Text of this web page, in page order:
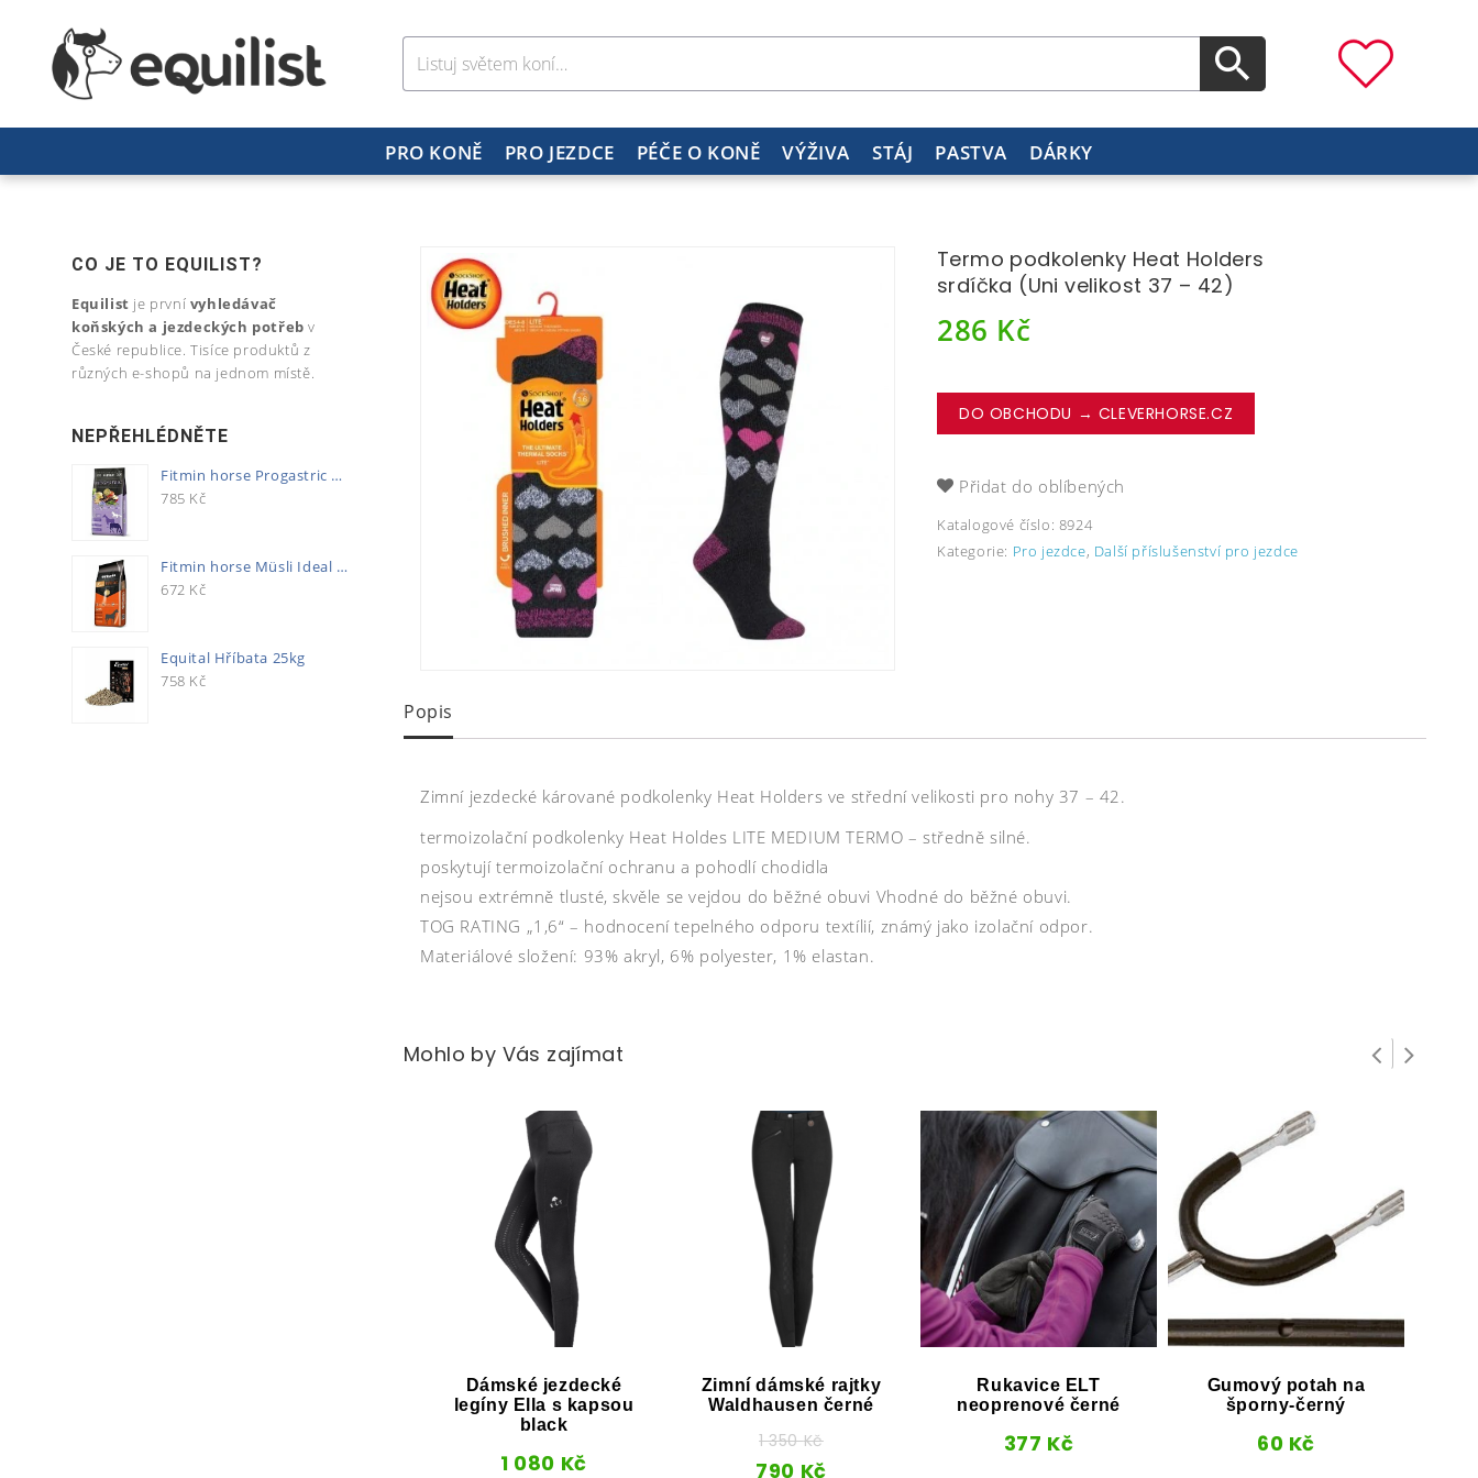
PRO KONĚ PRO JEZDCE PÉČE O KONĚ VÝŽIVA STÁJ PASTVA DÁRKY
Termo podkolenky Heat Holders
srdíčka (Uni velikost 37 – 42)
286 Kč
DO OBCHODU → CLEVERHORSE.CZ
Přidat do oblíbených
Katalogové číslo: 8924
Kategorie: Pro jezdce, Další příslušenství pro jezdce
Popis
Zimní jezdecké kárované podkolenky Heat Holders ve střední velikosti pro nohy 37 – 42.
termoizolační podkolenky Heat Holdes LITE MEDIUM TERMO – středně silné.
poskytují termoizolační ochranu a pohodlí chodidla
nejsou extrémně tlusté, skvěle se vejdou do běžné obuvi Vhodné do běžné obuvi.
TOG RATING „1,6“ – hodnocení tepelného odporu textílií, známý jako izolační odpor.
Materiálové složení: 93% akryl, 6% polyester, 1% elastan.
Mohlo by Vás zajímat
Dámské jezdecké
legíny Ella s kapsou
black
1 080 Kč
Zimní dámské rajtky
Waldhausen černé
1 350Kč
790 Kč
Rukavice ELT
neoprenové černé
377 Kč
Gumový potah na
šporny-černý
60 Kč
CO JE TO EQUILIST?
Equilist je první vyhledávač
koňských a jezdeckých potřeb v
České republice. Tisíce produktů z
různých e-shopů na jednom místě.
NEPŘEHLÉDNĚTE
Fitmin horse Progastric 20kg
785 Kč
Fitmin horse Müsli Ideal 20kg
672 Kč
Equital Hříbata 25kg
758 Kč